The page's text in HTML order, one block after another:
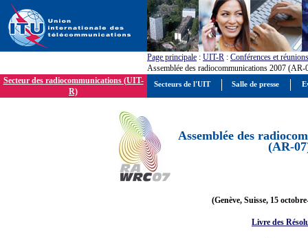
Page principale : UIT-R : Conférences et réunions
Assemblée des radiocommunications 2007 (AR-
Secteur des radiocommunications (UIT-
R)
Assemblée des
(AR-
(Genève, Suisse, 15
Livre des
Secteurs de l'UIT Salle de presse